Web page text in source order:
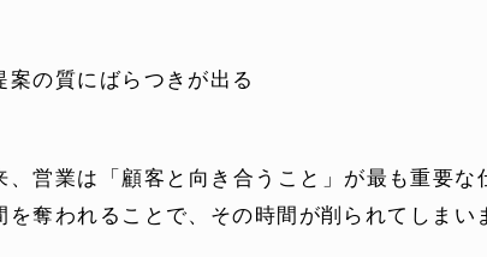
案の質にばらつきが出る
、営業は「顧客と向き合うこと」が最も重要
を奪われることで、その時間が削られてしまい